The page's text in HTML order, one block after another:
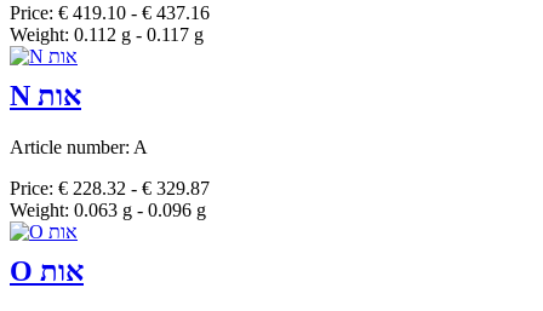
Price: € 419.10 - € 437.16
Weight: 0.112 g - 0.117 g
N אות
Article number: A
Price: € 228.32 - € 329.87
Weight: 0.063 g - 0.096 g
O אות